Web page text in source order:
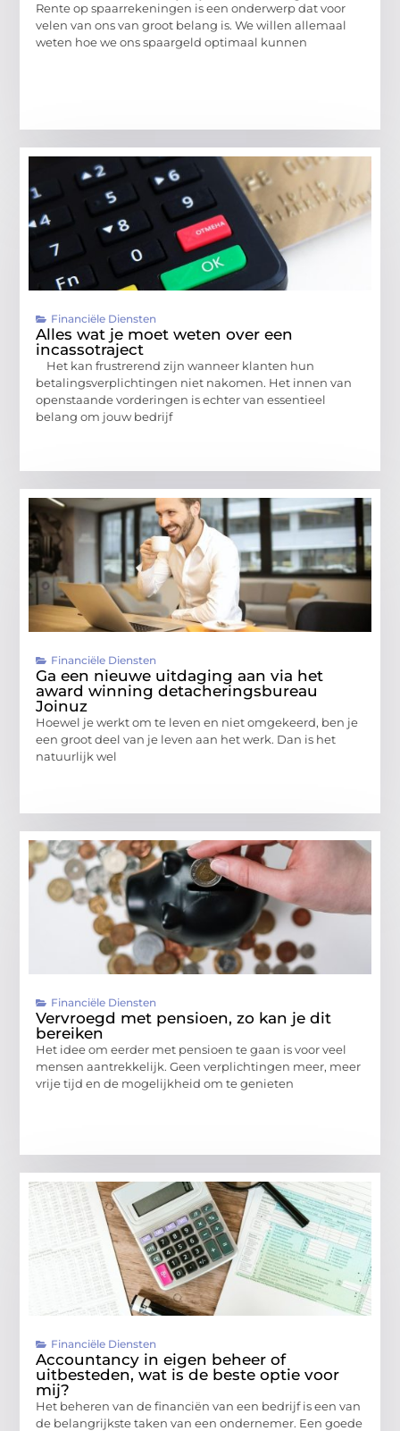
Rente op spaarrekeningen is een onderwerp dat voor
velen van ons van groot belang is. We willen allemaal
weten hoe we ons spaargeld optimaal kunnen
Financiële Diensten
Alles wat je moet weten over een
incassotraject
Het kan frustrerend zijn wanneer klanten hun
betalingsverplichtingen niet nakomen. Het innen van
openstaande vorderingen is echter van essentieel
belang om jouw bedrijf
Financiële Diensten
Ga een nieuwe uitdaging aan via het
award winning detacheringsbureau
Joinuz
Hoewel je werkt om te leven en niet omgekeerd, ben je
een groot deel van je leven aan het werk. Dan is het
natuurlijk wel
Financiële Diensten
Vervroegd met pensioen, zo kan je dit
bereiken
Het idee om eerder met pensioen te gaan is voor veel
mensen aantrekkelijk. Geen verplichtingen meer, meer
vrije tijd en de mogelijkheid om te genieten
Financiële Diensten
Accountancy in eigen beheer of
uitbesteden, wat is de beste optie voor
mij?
Het beheren van de financiën van een bedrijf is een van
de belangrijkste taken van een ondernemer. Een goede